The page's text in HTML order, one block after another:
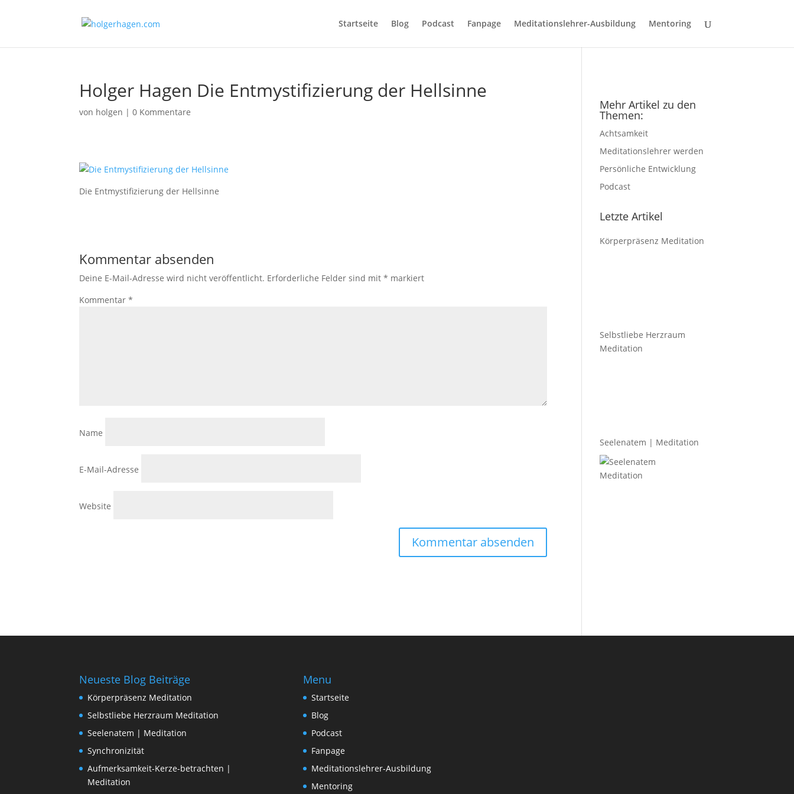
Startseite Blog Podcast Fanpage Meditationslehrer-Ausbildung Mentoring
Holger Hagen Die Entmystifizierung der Hellsinne
von holgen |0 Kommentare
Die Entmystifizierung der Hellsinne
Kommentar absenden
Deine E-Mail-Adresse wird nicht veröffentlicht. Erforderliche Felder sind mit* markiert
Kommentar*
Name
E-Mail-Adresse
Website
Mehr Artikel zu den
Themen:
Achtsamkeit
Meditationslehrer werden
Persönliche Entwicklung
Podcast
Letzte Artikel
Körperpräsenz Meditation
Selbstliebe Herzraum
Meditation
Seelenatem | Meditation
Neueste Blog Beiträge
Körperpräsenz Meditation
Selbstliebe Herzraum Meditation
Seelenatem | Meditation
Synchronizität
Aufmerksamkeit-Kerze-betrachten |
Meditation
Menu
Startseite
Blog
Podcast
Fanpage
Meditationslehrer-Ausbildung
Mentoring